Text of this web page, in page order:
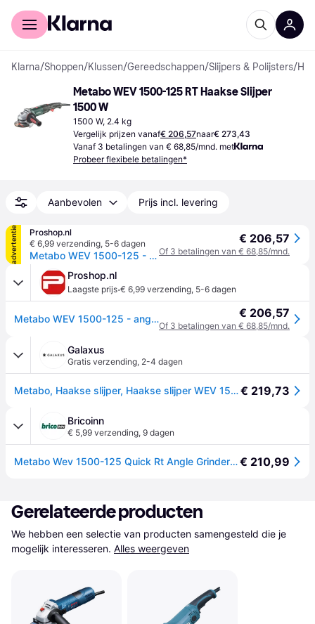
Voor shoppers
Klarna/Shoppen/Klussen/Gereedschappen/Slijpers & Polijsters/
Metabo WEV 1500-125 RT Haakse Slijper
1500 W
1500 W, 2.4 kg
Vergelijk prijzen vanaf€ 206,57naar€ 273,43
Vanaf 3 betalingen van € 68,85/mnd. met
Probeer flexibele betalingen*
Aanbevolen Prijs incl. levering
advertentie
Proshop.nl
€ 6,99 verzending, 5-6 dagen
Metabo WEV 1500-125 - angle grinder - 1500 W - 125 mm
€ 206,57
Of 3 betalingen van € 68,85/mnd.
Proshop.nl
Laagste prijs·€ 6,99 verzending, 5-6 dagen
Metabo WEV 1500-125 - angle grinder - 1500 W - 125 mm € 206,57
Of 3 betalingen van € 68,85/mnd.
Galaxus
Gratis verzending, 2-4 dagen
Metabo, Haakse slijper, Haakse slijper WEV 1500-125 Quick RT (601243500)Kunststof koffer (125mm)€ 219,73
Bricoinn
€ 5,99 verzending, 9 dagen
Metabo Wev 1500-125 Quick Rt Angle Grinder Groen One Size / EU Plug 220V€ 210,99
Gerelateerde producten
We hebben een selectie van producten samengesteld die je
mogelijk interesseren. Alles weergeven